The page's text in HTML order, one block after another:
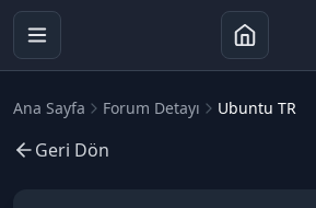
Ana Sayfa Forum Detayı Ubuntu TR
Geri Dön